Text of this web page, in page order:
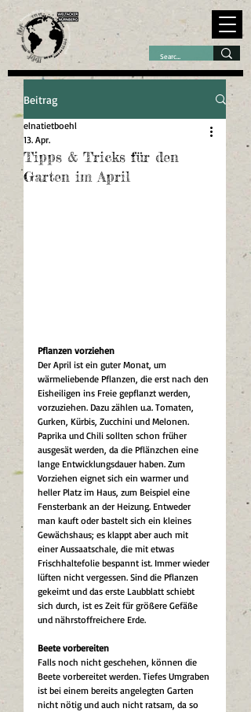
Beitrag
Tipps & Tricks für den
Garten im April
elnatietboehl
13. Apr.
Pflanzen vorziehen
Der April ist ein guter Monat, um
wärmeliebende Pflanzen, die erst nach den
Eisheiligen ins Freie gepflanzt werden,
vorzuziehen. Dazu zählen u.a. Tomaten,
Gurken, Kürbis, Zucchini und Melonen.
Paprika und Chili sollten schon früher
ausgesät werden, da die Pflänzchen eine
lange Entwicklungsdauer haben. Zum
Vorziehen eignet sich ein warmer und
heller Platz im Haus, zum Beispiel eine
Fensterbank an der Heizung. Entweder
man kauft oder bastelt sich ein kleines
Gewächshaus; es klappt aber auch mit
einer Aussaatschale, die mit etwas
Frischhaltefolie bespannt ist. Immer wieder
lüften nicht vergessen. Sind die Pflanzen
gekeimt und das erste Laubblatt schiebt
sich durch, ist es Zeit für größere Gefäße
und nährstoffreichere Erde.
Beete vorbereiten
Falls noch nicht geschehen, können die
Beete vorbereitet werden. Tiefes Umgraben
ist bei einem bereits angelegten Garten
nicht nötig und auch nicht ratsam, da so